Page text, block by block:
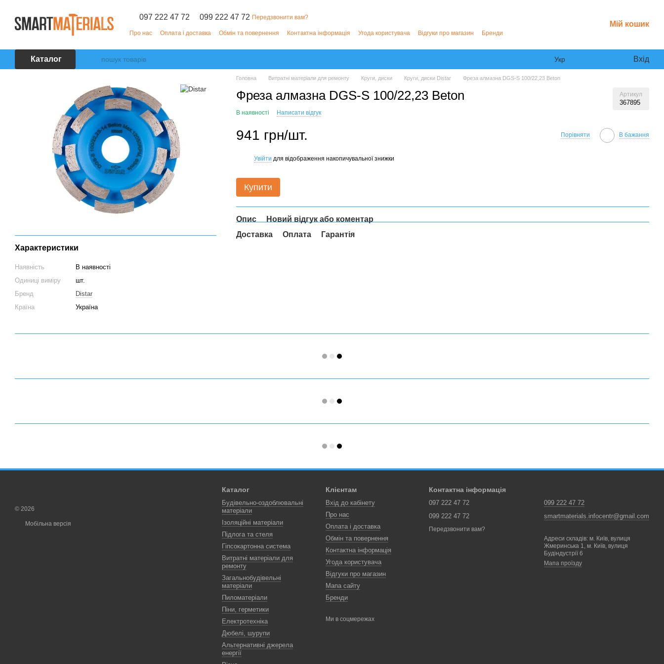
097 222 47 72 099 222 47 72 Передзвонити вам?
Про нас Оплата і доставка Обмін та повернення Контактна інформація Угода користувача Відгуки про магазин Бренди
Мій кошик
Каталог Укр Вхід
Характеристики
Наявність
В наявності
Одиниці виміру
шт.
Бренд
Distar
Країна
Україна
Головна Витратні матеріали для ремонту Круги, диски Круги, диски Distar Фреза алмазна DGS-S 100/22,23 Beton
Фреза алмазна DGS-S 100/22,23 Beton Артикул
367895
В наявності Написати відгук
941 грн/шт. Порівняти В бажання
Увійти для відображення накопичувальної знижки
Купити
Опис
Новий відгук або коментар
Доставка
Оплата Гарантія
© 2026
Мобільна версія
Каталог
Будівельно-оздоблювальні
матеріали
Ізоляційні матеріали
Підлога та стеля
Гіпсокартонна система
Витратні матеріали для
ремонту
Загальнобудівельні
матеріали
Пиломатеріали
Піни, герметики
Електротехніка
Дюбелі, шурупи
Альтернативні джерела
енергії
Клієнтам
Вхід до кабінету
Про нас
Оплата і доставка
Обмін та повернення
Контактна інформація
Угода користувача
Відгуки про магазин
Мапа сайту
Бренди
Ми в соцмережах
Контактна інформація
097 222 47 72
099 222 47 72
Передзвонити вам?
099 222 47 72
smartmaterials.infocentr@gmail.com
Адреси складів: м. Київ, вулиця
Жмеринська 1, м. Київ, вулиця
Будіндустрії 6
Мапа проїзду